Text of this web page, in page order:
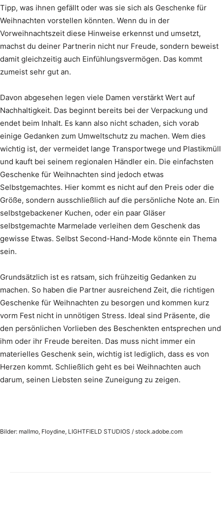
Tipp, was ihnen gefällt oder was sie sich als Geschenke für
Weihnachten vorstellen könnten. Wenn du in der
Vorweihnachtszeit diese Hinweise erkennst und umsetzt,
machst du deiner Partnerin nicht nur Freude, sondern beweist
damit gleichzeitig auch Einfühlungsvermögen. Das kommt
zumeist sehr gut an.
Davon abgesehen legen viele Damen verstärkt Wert auf
Nachhaltigkeit. Das beginnt bereits bei der Verpackung und
endet beim Inhalt. Es kann also nicht schaden, sich vorab
einige Gedanken zum Umweltschutz zu machen. Wem dies
wichtig ist, der vermeidet lange Transportwege und Plastikmüll
und kauft bei seinem regionalen Händler ein. Die einfachsten
Geschenke für Weihnachten sind jedoch etwas
Selbstgemachtes. Hier kommt es nicht auf den Preis oder die
Größe, sondern ausschließlich auf die persönliche Note an. Ein
selbstgebackener Kuchen, oder ein paar Gläser
selbstgemachte Marmelade verleihen dem Geschenk das
gewisse Etwas. Selbst Second-Hand-Mode könnte ein Thema
sein.
Grundsätzlich ist es ratsam, sich frühzeitig Gedanken zu
machen. So haben die Partner ausreichend Zeit, die richtigen
Geschenke für Weihnachten zu besorgen und kommen kurz
vorm Fest nicht in unnötigen Stress. Ideal sind Präsente, die
den persönlichen Vorlieben des Beschenkten entsprechen und
ihm oder ihr Freude bereiten. Das muss nicht immer ein
materielles Geschenk sein, wichtig ist lediglich, dass es von
Herzen kommt. Schließlich geht es bei Weihnachten auch
darum, seinen Liebsten seine Zuneigung zu zeigen.
Bilder: mallmo, Floydine, LIGHTFIELD STUDIOS / stock.adobe.com